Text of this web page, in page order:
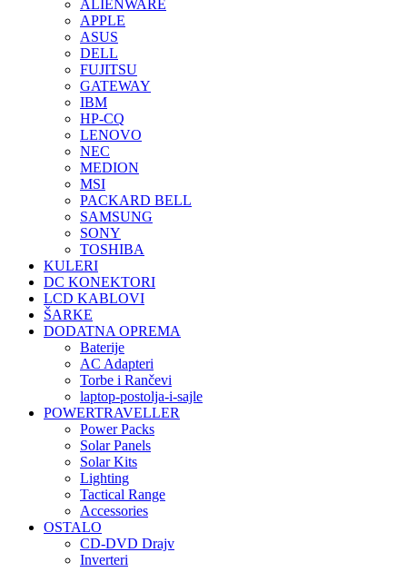
ALIENWARE
APPLE
ASUS
DELL
FUJITSU
GATEWAY
IBM
HP-CQ
LENOVO
NEC
MEDION
MSI
PACKARD BELL
SAMSUNG
SONY
TOSHIBA
KULERI
DC KONEKTORI
LCD KABLOVI
ŠARKE
DODATNA OPREMA
Baterije
AC Adapteri
Torbe i Rančevi
laptop-postolja-i-sajle
POWERTRAVELLER
Power Packs
Solar Panels
Solar Kits
Lighting
Tactical Range
Accessories
OSTALO
CD-DVD Drajv
Inverteri